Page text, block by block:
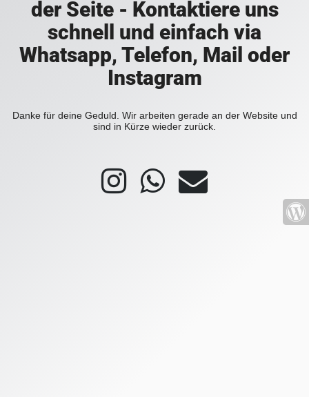
der Seite - Kontaktiere uns
schnell und einfach via
Whatsapp, Telefon, Mail oder
Instagram
Danke für deine Geduld. Wir arbeiten gerade an der Website und
sind in Kürze wieder zurück.